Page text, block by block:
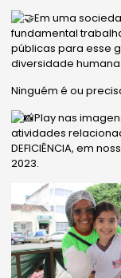
Em uma
fundamental
públicas para esse
diversidade humana.
Ninguém é ou
Play nas
atividades
DEFICIÊNCIA, em
2023.